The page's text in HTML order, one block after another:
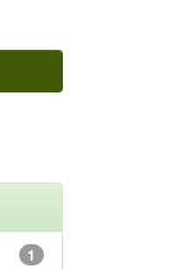
1